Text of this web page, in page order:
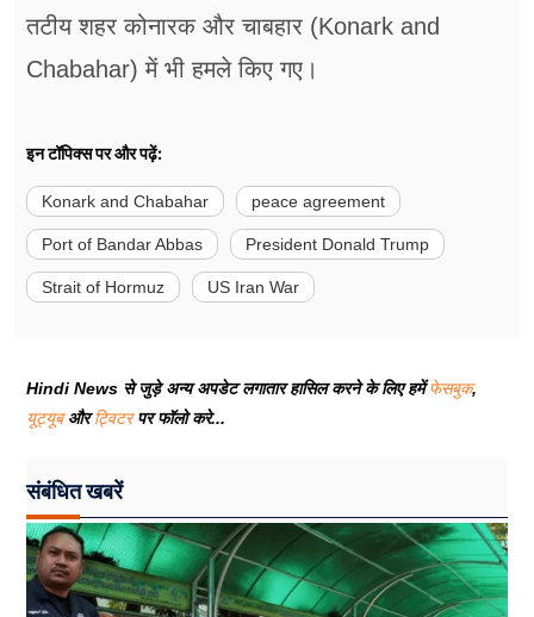
तटीय शहर कोनारक और चाबहार (Konark and
Chabahar) में भी हमले किए गए।
इन टॉपिक्स पर और पढ़ें:
Konark and Chabahar peace agreement
Port of Bandar Abbas President Donald Trump
Strait of Hormuz US Iran War
Hindi News से जुड़े अन्य अपडेट लगातार हासिल करने के लिए हमेंफेसबुक,
यूट्यूबऔरट्विटरपर फॉलो करे...
संबंधित खबरें